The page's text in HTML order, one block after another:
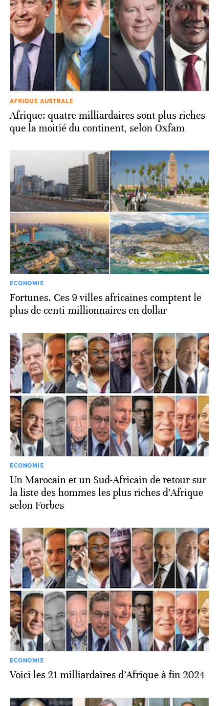
AFRIQUE AUSTRALE
Afrique: quatre milliardaires sont plus riches
que la moitié du continent, selon Oxfam
ECONOMIE
Fortunes. Ces 9 villes africaines comptent le
plus de centi-millionnaires en dollar
ECONOMIE
Un Marocain et un Sud-Africain de retour sur
la liste des hommes les plus riches d’Afrique
selon Forbes
ECONOMIE
Voici les 21 milliardaires d’Afrique à fin 2024